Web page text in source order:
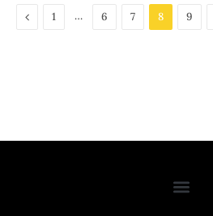
Previous
1 … 6 7 8 9